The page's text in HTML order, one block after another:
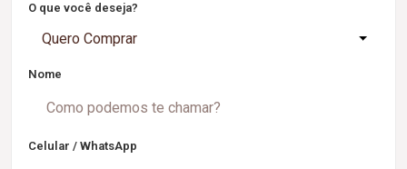
O que você deseja?
Quero Comprar
Nome
Celular / WhatsApp